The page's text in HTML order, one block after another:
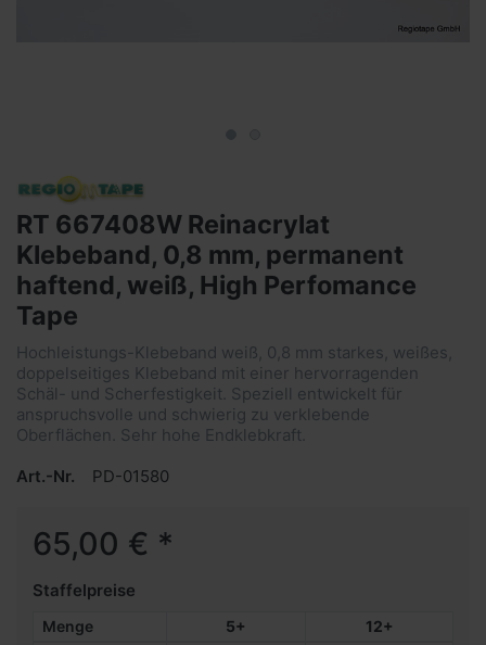
RT 667408W Reinacrylat
Klebeband, 0,8 mm, permanent
haftend, weiß, High Perfomance
Tape
Hochleistungs-Klebeband weiß, 0,8 mm starkes, weißes,
doppelseitiges Klebeband mit einer hervorragenden
Schäl- und Scherfestigkeit. Speziell entwickelt für
anspruchsvolle und schwierig zu verklebende
Oberflächen. Sehr hohe Endklebkraft.
Art.-Nr.
PD-01580
65,00 € *
Staffelpreise
Menge 5+
12+